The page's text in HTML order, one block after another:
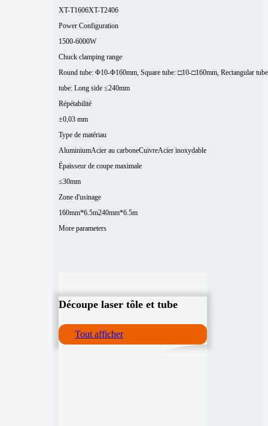
XT-T1606XT-T2406
Power Configuration
1500-6000W
Chuck clamping range
Round tube: Φ10-Φ160mm, Square tube: □10-□160mm, Rectangular
tube: Long side ≤240mm
Répétabilité
±0,03 mm
Type de matériau
AluminiumAcier au carboneCuivreAcier inoxydable
Épaisseur de coupe maximale
≤30mm
Zone d'usinage
160mm*6.5m240mm*6.5m
More parameters
Découpe laser tôle et tube
Tout afficher